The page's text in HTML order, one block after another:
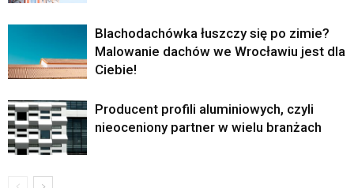
Blachodachówka łuszczy się po zimie?
Malowanie dachów we Wrocławiu jest dla
Ciebie!
Producent profili aluminiowych, czyli
nieoceniony partner w wielu branżach